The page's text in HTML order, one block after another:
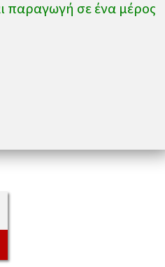
παραγωγή σε ένα μέρος